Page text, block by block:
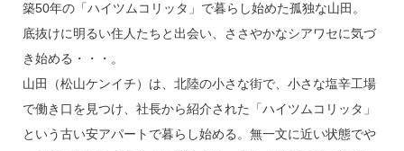
築50年の「ハイツムコリッタ」で暮らし始めた孤独な山田。
底抜けに明るい住人たちと出会い、ささやかなシアワセに気づ
き始める・・・。
山田（松山ケンイチ）は、北陸の小さな街で、小さな塩辛工場
で働き口を見つけ、社長から紹介された「ハイツムコリッタ」
という古い安アパートで暮らし始める。無一文に近い状態でや